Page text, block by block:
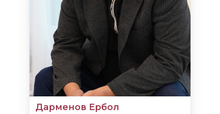
Дарменов Ербол